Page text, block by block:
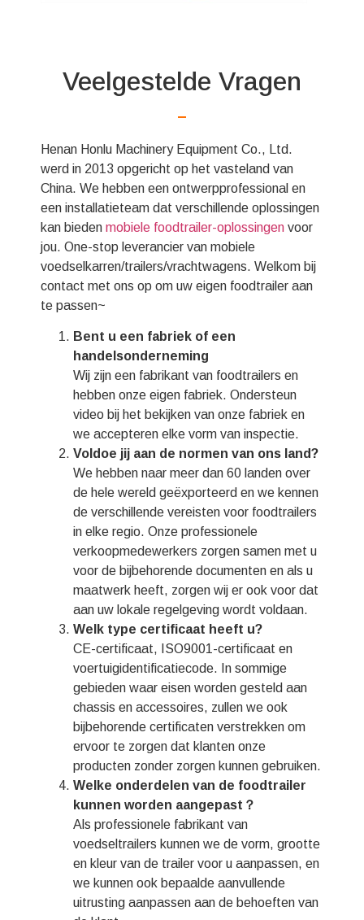
Veelgestelde Vragen
Henan Honlu Machinery Equipment Co., Ltd.
werd in 2013 opgericht op het vasteland van
China. We hebben een ontwerpprofessional en
een installatieteam dat verschillende oplossingen
kan bieden mobiele foodtrailer-oplossingen voor
jou. One-stop leverancier van mobiele
voedselkarren/trailers/vrachtwagens. Welkom bij
contact met ons op om uw eigen foodtrailer aan
te passen~
Bent u een fabriek of een
handelsonderneming
Wij zijn een fabrikant van foodtrailers en
hebben onze eigen fabriek. Ondersteun
video bij het bekijken van onze fabriek en
we accepteren elke vorm van inspectie.
Voldoe jij aan de normen van ons land?
We hebben naar meer dan 60 landen over
de hele wereld geëxporteerd en we kennen
de verschillende vereisten voor foodtrailers
in elke regio. Onze professionele
verkoopmedewerkers zorgen samen met u
voor de bijbehorende documenten en als u
maatwerk heeft, zorgen wij er ook voor dat
aan uw lokale regelgeving wordt voldaan.
Welk type certificaat heeft u?
CE-certificaat, ISO9001-certificaat en
voertuigidentificatiecode. In sommige
gebieden waar eisen worden gesteld aan
chassis en accessoires, zullen we ook
bijbehorende certificaten verstrekken om
ervoor te zorgen dat klanten onze
producten zonder zorgen kunnen gebruiken.
Welke onderdelen van de foodtrailer
kunnen worden aangepast？
Als professionele fabrikant van
voedseltrailers kunnen we de vorm, grootte
en kleur van de trailer voor u aanpassen, en
we kunnen ook bepaalde aanvullende
uitrusting aanpassen aan de behoeften van
Slovenščina
Latviešu valoda
Dansk
Hrvatski
Српски језик
Norsk nynorsk
Maori
Български
हिन्दी
Norsk bokmål
Slovenčina
Svenska